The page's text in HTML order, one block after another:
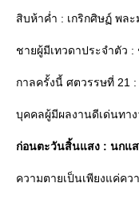
สิบห้าค่ำ : เกริกศิษฏ์ พละ
ชายผู้มีเทวดาประจำตัว :
กาลครั้งนี้ ศตวรรษที่ 21
บุคคลผู้มีผลงานดีเด่นทา
ก่อนตะวันสิ้นแสง : นกแ
ความตายเป็นเพียงแค่ค